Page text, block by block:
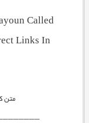
Called
Links In
متن
MUSICNAB ├_________